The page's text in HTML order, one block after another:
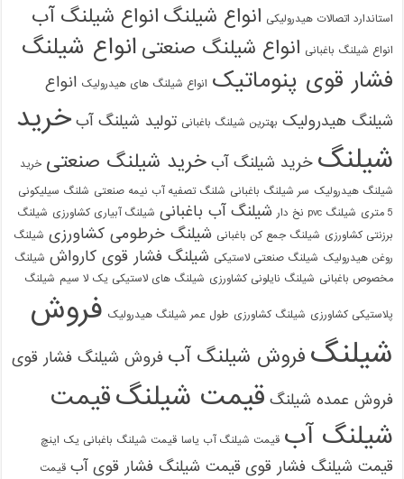
استاندارد اتصالات هیدرولیکی انواع شیلنگ انواع شیلنگ آب
انواع شیلنگ باغبانی انواع شیلنگ صنعتی انواع شیلنگ
فشار قوی پنوماتیک انواع شیلنگ های هیدرولیک انواع
شیلنگ هیدرولیک بهترین شیلنگ باغبانی تولید شیلنگ آب خرید
شیلنگ خرید شیلنگ آب خرید شیلنگ صنعتی خرید
شیلنگ هیدرولیک سر شیلنگ باغبانی شلنگ تصفیه آب نیمه صنعتی شلنگ سیلیکونی
5 متری
شیلنگ pvc نخ دار شیلنگ آب باغبانی شیلنگ آبیاری کشاورزی شیلنگ
برزنتی کشاورزی شیلنگ جمع کن باغبانی شیلنگ خرطومی کشاورزی شیلنگ
روغن هیدرولیک شیلنگ صنعتی لاستیکی شیلنگ فشار قوی کارواش شیلنگ
مخصوص باغبانی شیلنگ نایلونی کشاورزی شیلنگ های لاستیکی یک لا سیم شیلنگ
پلاستیکی کشاورزی شیلنگ کشاورزی طول عمر شیلنگ هیدرولیک فروش
شیلنگ فروش شیلنگ آب فروش شیلنگ فشار قوی
فروش عمده شیلنگ قیمت شیلنگقیمت
شیلنگ آب قیمت شیلنگ آب یاسا قیمت شیلنگ باغبانی یک اینچ
قیمت شیلنگ فشار قوی قیمت شیلنگ فشار قوی آب قیمت